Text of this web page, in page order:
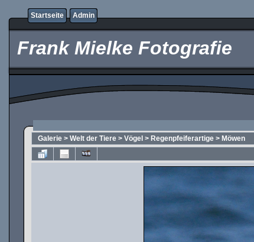
Startseite Admin
Frank Mielke Fotografie
Galerie > Welt der Tiere > Vögel > Regenpfeiferartige > Möwen